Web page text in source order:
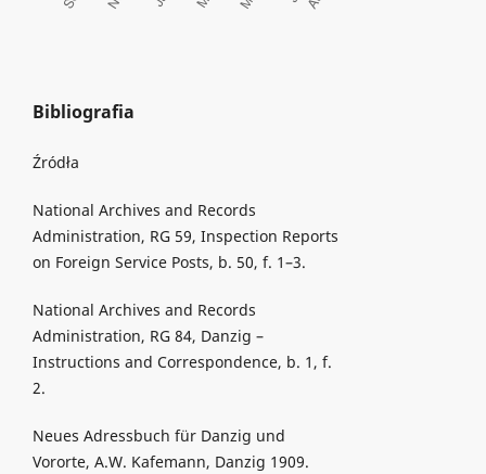
Bibliografia
Źródła
National Archives and Records
Administration, RG 59, Inspection Reports
on Foreign Service Posts, b. 50, f. 1–3.
National Archives and Records
Administration, RG 84, Danzig –
Instructions and Correspondence, b. 1, f.
2.
Neues Adressbuch für Danzig und
Vororte, A.W. Kafemann, Danzig 1909.